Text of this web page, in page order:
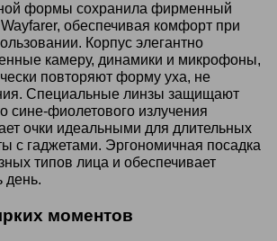
формы сохранила фирменный
Wayfarer, обеспечивая комфорт при
Корпус элегантно
камеру, динамики и микрофоны,
повторяют форму уха, не
Специальные линзы защищают
сине-фиолетового излучения
очки идеальными для длительных
с гаджетами. Эргономичная посадка
типов лица и обеспечивает
день.
моментов